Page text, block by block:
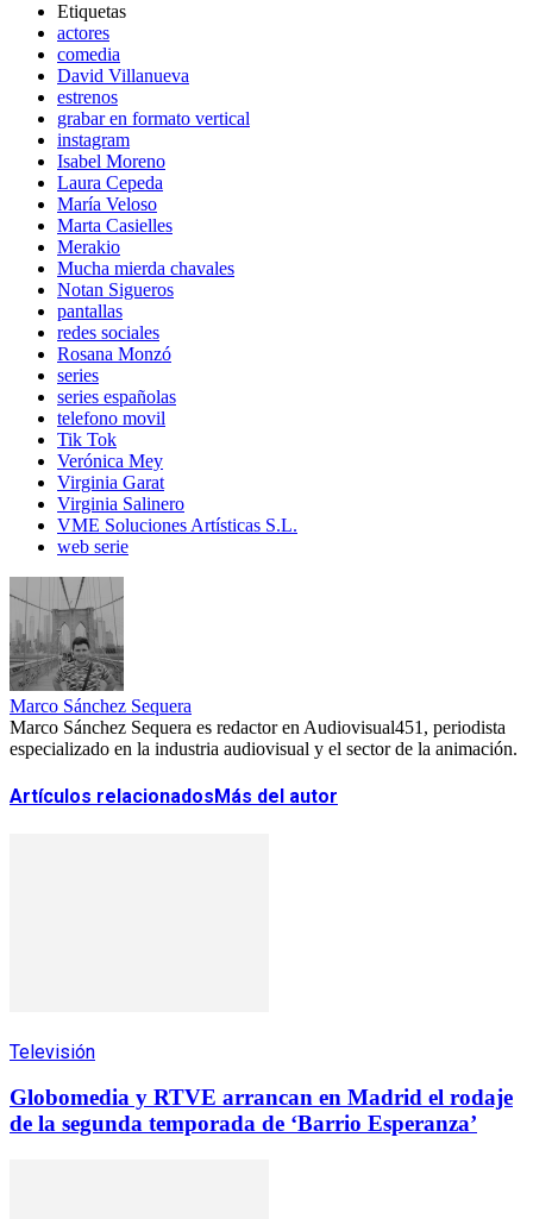
Etiquetas
actores
comedia
David Villanueva
estrenos
grabar en formato vertical
instagram
Isabel Moreno
Laura Cepeda
María Veloso
Marta Casielles
Merakio
Mucha mierda chavales
Notan Sigueros
pantallas
redes sociales
Rosana Monzó
series
series españolas
telefono movil
Tik Tok
Verónica Mey
Virginia Garat
Virginia Salinero
VME Soluciones Artísticas S.L.
web serie
Marco Sánchez Sequera
Marco Sánchez Sequera es redactor en Audiovisual451, periodista
especializado en la industria audiovisual y el sector de la animación.
Artículos relacionados Más del autor
Televisión
Globomedia y RTVE arrancan en Madrid el rodaje
de la segunda temporada de ‘Barrio Esperanza’